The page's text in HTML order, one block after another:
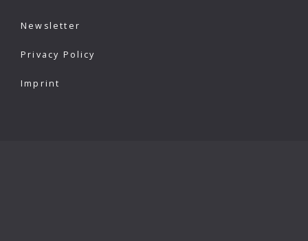
Newsletter
Privacy Policy
Imprint